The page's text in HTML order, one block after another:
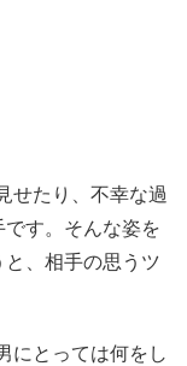
せたり、不幸な過
す。そんな姿を
、相手の思うツ
にとっては何をし